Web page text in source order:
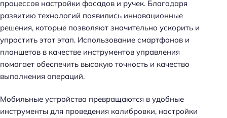
процессов настройки фасадов и ручек. Благодаря
развитию технологий появились инновационные
решения, которые позволяют значительно ускорить и
упростить этот этап. Использование смартфонов и
планшетов в качестве инструментов управления
помогает обеспечить высокую точность и качество
выполнения операций.
Мобильные устройства превращаются в удобные
инструменты для проведения калибровки, настройки